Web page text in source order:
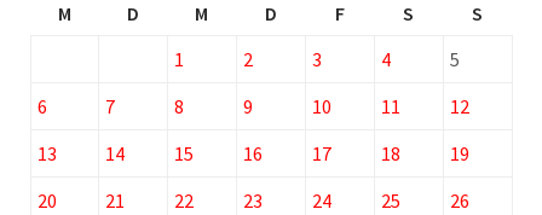
M D M D F S
S
1
2 3 4
5
6
7 8 9 10 11
12
13
14 15 16 17 18
19
20
21 22 23 24 25 26